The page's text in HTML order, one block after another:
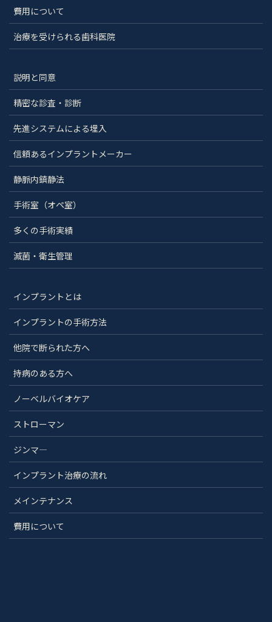
費用について
治療を受けられる歯科医院
説明と同意
精密な診査・診断
先進システムによる埋入
信頼あるインプラントメーカー
静脈内鎮静法
手術室（オペ室）
多くの手術実績
滅菌・衛生管理
インプラントとは
インプラントの手術方法
他院で断られた方へ
持病のある方へ
ノーベルバイオケア
ストローマン
ジンマ―
インプラント治療の流れ
メインテナンス
費用について